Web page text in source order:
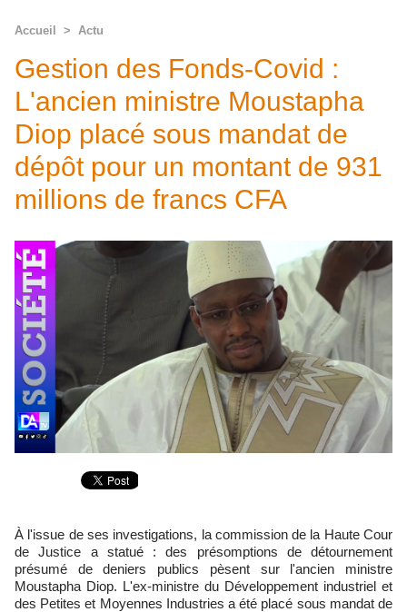
Accueil > Actu
Gestion des Fonds-Covid :
L'ancien ministre Moustapha
Diop placé sous mandat de
dépôt pour un montant de 931
millions de francs CFA
À l'issue de ses investigations, la commission de la Haute Cour
de Justice a statué : des présomptions de détournement
présumé de deniers publics pèsent sur l'ancien ministre
Moustapha Diop. L'ex-ministre du Développement industriel et
des Petites et Moyennes Industries a été placé sous mandat de